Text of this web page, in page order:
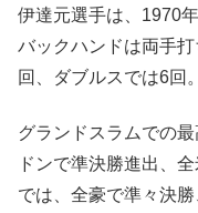
伊達元選手は、1970
バックハンドは両手
回、ダブルスでは6回。
グランドスラムでの
ドンで準決勝進出、
では、全豪で準々決